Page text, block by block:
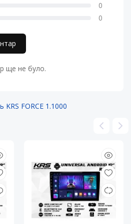
0
0
ще не було.
KRS FORCE 1.1000